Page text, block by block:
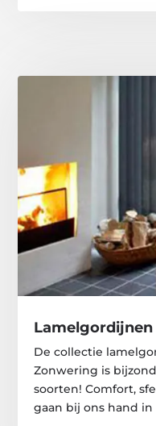
Lamelgordijnen
De collectie
Zonwering is
soorten! Comfort,
gaan bij ons hand in